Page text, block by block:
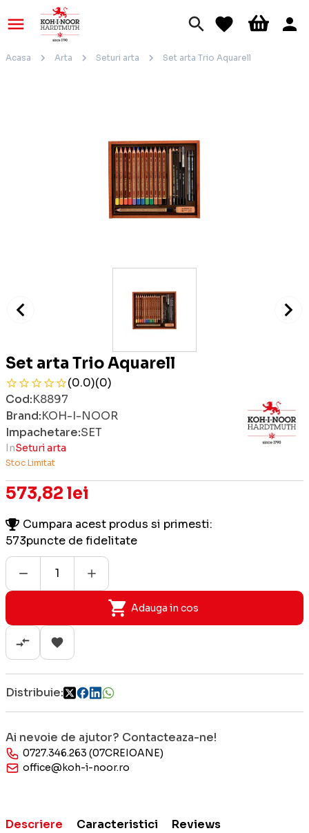
Acasa Arta Seturi arta Set arta Trio Aquarell
Set arta Trio Aquarell
(0.0)(0)
Cod:K8897
Brand:KOH-I-NOOR
Impachetare:SET
InSeturi arta
Stoc Limitat
573,82 lei
Cumpara acest produs si primesti:
573puncte de fidelitate
Adauga in cos
Distribuie:
Ai nevoie de ajutor? Contacteaza-ne!
0727.346.263 (07CREIOANE)
office@koh-i-noor.ro
Descriere Caracteristici
Reviews